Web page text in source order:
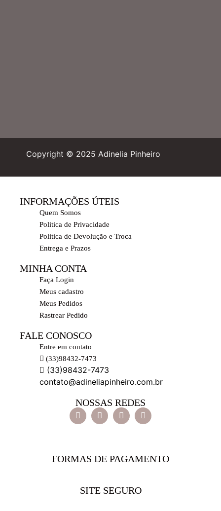
Copyright © 2025 Adinelia Pinheiro
INFORMAÇÕES ÚTEIS
Quem Somos
Politica de Privacidade
Politica de Devolução e Troca
Entrega e Prazos
MINHA CONTA
Faça Login
Meus cadastro
Meus Pedidos
Rastrear Pedido
FALE CONOSCO
Entre em contato
(33)98432-7473
(33)98432-7473
contato@adineliapinheiro.com.br
NOSSAS REDES
FORMAS DE PAGAMENTO
SITE SEGURO